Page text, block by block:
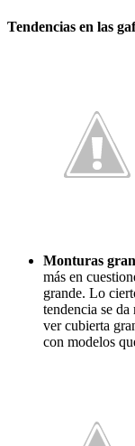
Tendencias en las
Monturas
más en
grande. Lo
tendencia se da
ver cubierta
con modelos